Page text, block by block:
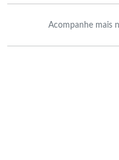
Acompanhe mais